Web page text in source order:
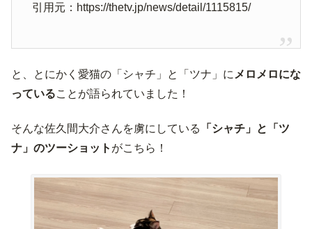
引用元：https://thetv.jp/news/detail/1115815/
と、とにかく愛猫の「シャチ」と「ツナ」に メロメロにな
っていることが語られていました！
そんな佐久間大介さんを虜にしている
「シャチ」と「ツ
ナ」のツーショット がこちら！